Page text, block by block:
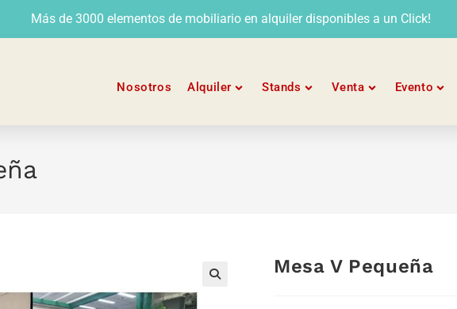
Más de 3000 elementos de mobiliario en alquiler disponibles a un Click!
Nosotros Alquiler Stands Venta Evento
Mesa V Pequeña